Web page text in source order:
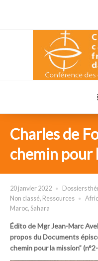
Charles de
chemin pour
20 janvier 2022 Dossiers
Non classé, Ressources
Maroc, Sahara
Édito de Mgr Jean-Marc
propos du Documents
chemin pour la mission”